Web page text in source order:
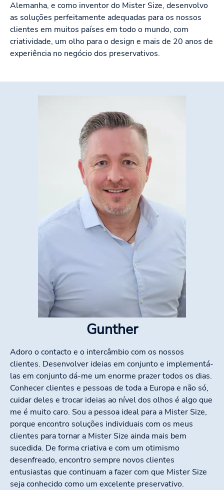
Alemanha, e como inventor do Mister Size, desenvolvo
as soluções perfeitamente adequadas para os nossos
clientes em muitos países em todo o mundo, com
criatividade, um olho para o design e mais de 20 anos de
experiência no negócio dos preservativos.
Gunther
Adoro o contacto e o intercâmbio com os nossos
clientes. Desenvolver ideias em conjunto e implementá-
las em conjunto dá-me um enorme prazer todos os dias.
Conhecer clientes e pessoas de toda a Europa e não só,
cuidar deles e trocar ideias ao nível dos olhos é algo que
me é muito caro. Sou a pessoa ideal para a Mister Size,
porque encontro soluções individuais com os meus
clientes para tornar a Mister Size ainda mais bem
sucedida. De forma criativa e com um otimismo
desenfreado, encontro sempre novos clientes
entusiastas que continuam a fazer com que Mister Size
seja conhecido como um excelente preservativo.